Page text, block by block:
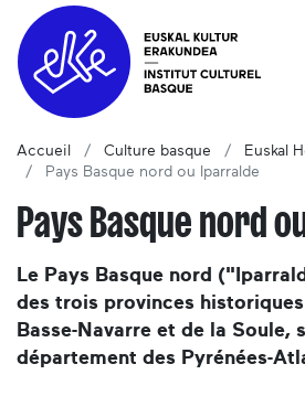
Accueil Culture basque
Euskal
Pays Basque nord ou Iparralde
Pays Basque nord
Le Pays Basque nord
des trois provinces
Basse-Navarre et de la Soule,
département des Pyrénées-